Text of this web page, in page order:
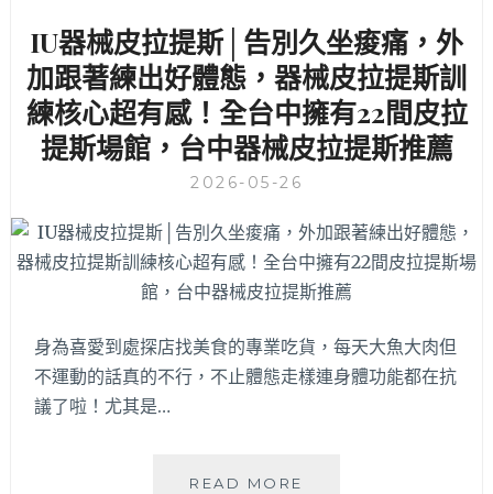
IU器械皮拉提斯│告別久坐痠痛，外
加跟著練出好體態，器械皮拉提斯訓
練核心超有感！全台中擁有22間皮拉
提斯場館，台中器械皮拉提斯推薦
2026-05-26
身為喜愛到處探店找美食的專業吃貨，每天大魚大肉但
不運動的話真的不行，不止體態走樣連身體功能都在抗
議了啦！尤其是…
READ MORE